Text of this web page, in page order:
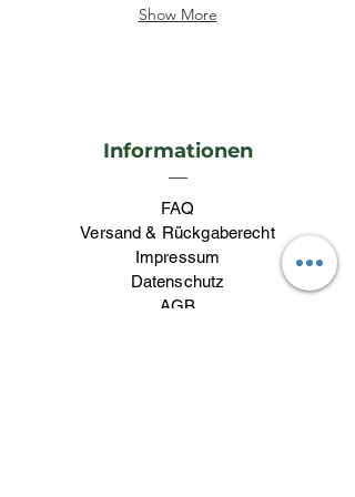
Show More
Informationen
FAQ
Versand & Rückgaberecht
Impressum
Datenschutz
AGB